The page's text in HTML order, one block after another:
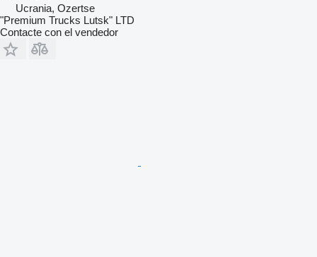
Ucrania, Ozertse
"Premium Trucks Lutsk" LTD
Contacte con el vendedor